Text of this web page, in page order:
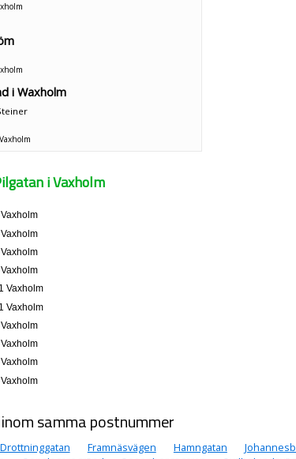
i Waxholm
Berger i Vaxholm
Vaxholm
Vaxholm
samma postnummer
Drottninggatan Framnäsvägen Hamngatan